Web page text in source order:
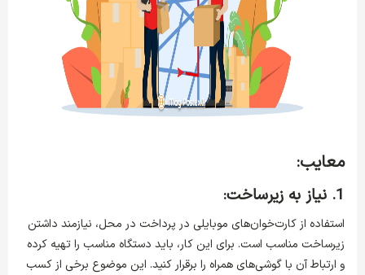
معایب:
1. نیاز به زیرساخت:
استفاده از کارت‌خوان‌های موبایلی در پرداخت در محل، نیازمند داشتن
زیرساخت مناسب است. برای این کار، باید دستگاه مناسب را تهیه کرده
و ارتباط آن با گوشی‌های همراه را برقرار کنید. این موضوع برخی از کسب